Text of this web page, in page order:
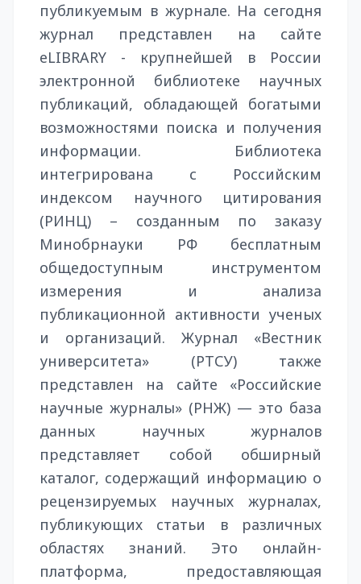
публикуемым в журнале. На сегодня
журнал представлен на сайте
eLIBRARY - крупнейшей в России
электронной библиотеке научных
публикаций, обладающей богатыми
возможностями поиска и получения
информации. Библиотека
интегрирована с Российским
индексом научного цитирования
(РИНЦ) – созданным по заказу
Минобрнауки РФ бесплатным
общедоступным инструментом
измерения и анализа
публикационной активности ученых
и организаций. Журнал «Вестник
университета» (РТСУ) также
представлен на сайте «Российские
научные журналы» (РНЖ) — это база
данных научных журналов
представляет собой обширный
каталог, содержащий информацию о
рецензируемых научных журналах,
публикующих статьи в различных
областях знаний. Это онлайн-
платформа, предоставляющая